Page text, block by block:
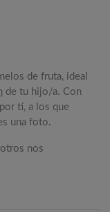
de fruta, ideal
de tu hijo/a. Con
tí, a los que
una foto.
nos